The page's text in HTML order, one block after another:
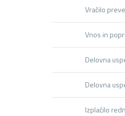
Vračilo
Vnos in
Delovna
Delovna
Izplačilo